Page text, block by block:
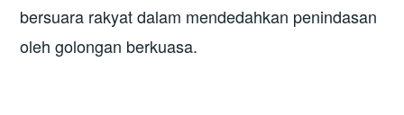
bersuara rakyat dalam mendedahkan penindasan
oleh golongan berkuasa.